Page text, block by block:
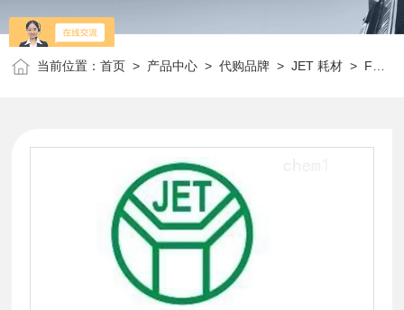
当前位置：首页 > 产品中心 >代购品牌 >JET 耗材 > FMC211000JET 1000ml过滤器上杯